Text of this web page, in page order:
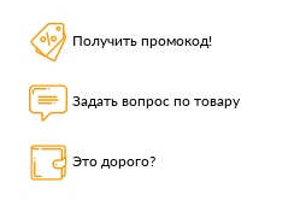
Получить промокод!
Задать вопрос по товару
Это дорого?